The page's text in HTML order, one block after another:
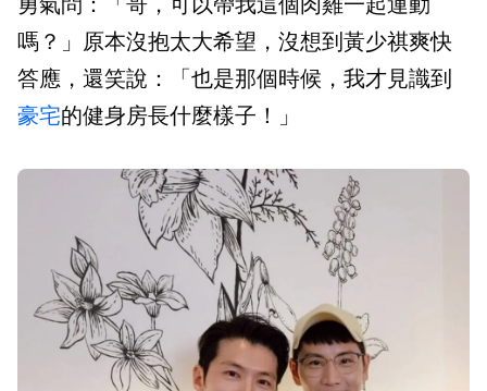
嗎？」原本沒抱太大希望，沒想到黃少祺爽快
答應，還笑說：「也是那個時候，我才見識到
豪宅的健身房長什麼樣子！」